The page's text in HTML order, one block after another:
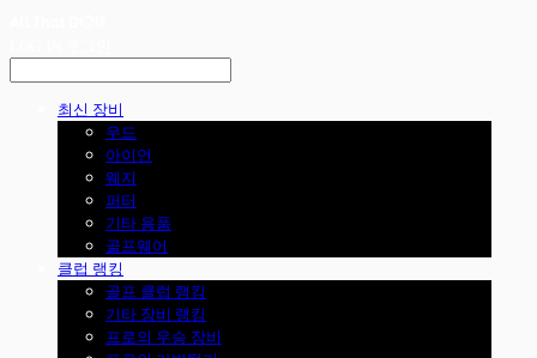
최신 장비
우드
아이언
웨지
퍼터
기타 용품
골프웨어
클럽 랭킹
골프 클럽 랭킹
기타 장비 랭킹
프로의 우승 장비